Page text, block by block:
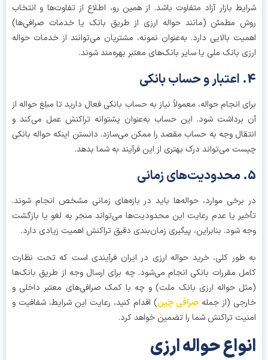
بازار آزاد متفاوت باشد. از همین رو، اطلاع از تفاوت‌ها و انتخاب
مطمئن (مانند حواله ارزی از طریق بانک یا خدمات صرافی‌ها)
بالایی دارد. به‌عنوان نمونه، مشتریان می‌توانند از خدمات حواله
بانک ملی یا سایر بانک‌های معتبر بهره‌مند شوند.
انجام حواله، معمولاً نیاز به حساب بانکی فعال دارید تا مبلغ حواله از
برداشت شود. این حساب به‌عنوان پشتوانه تراکنش عمل می‌کند و
وجه به حساب مقصد را ممکن می‌سازد. دانستن اینکه حواله بانکی
می‌تواند درک بهتری از این فرآیند به شما بدهد.
موارد، حواله‌ها باید در بازه‌های زمانی مشخص انجام شوند.
یا عدم رعایت این محدودیت‌ها می‌تواند منجر به لغو یا بازگشت
شود. بنابراین، پیگیری زمان‌بندی دقیق تراکنش اهمیت زیادی دارد.
کلی، خرید حواله ارزی در ایران فرآیندی است که تحت نظارت
مقررات بانکی انجام می‌شود. چه برای ارسال وجه از طریق بانک‌ها
حواله ارزی بانک ملت) و چه با کمک صرافی‌های معتبر داخلی و
(از جمله صرافی چین) اقدام کنید، رعایت این شرایط، شفافیت و
تراکنش شما را تضمین خواهد کرد.
حواله ارزی